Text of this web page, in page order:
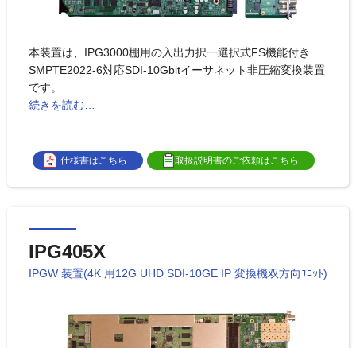
本装置は、IPG3000棚用の入出力択一選択式FS機能付き
SMPTE2022-6対応SDI-10Gbitイーサネット非圧縮変換装置
です。
続きを読む…
仕様書はこちら 取扱説明書のご依頼はこちら
IPG405X
IPGW 装置(4K 用12G UHD SDI-10GE IP 変換機双方向ﾕﾆｯﾄ)